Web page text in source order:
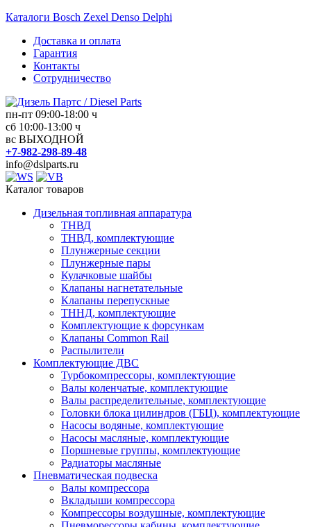
Перейти
содержимому
Каталоги Bosch Zexel Denso Delphi
Доставка и оплата
Гарантия
Контакты
Сотрудничество
Дизель
Партс
/
Diesel
Parts
Дизельная
топливная
аппаратура
пн-пт 09:00-18:00 ч
сб 10:00-13:00 ч
вс ВЫХОДНОЙ
+7-982-298-89-48
info@dslparts.ru
Каталог товаров
Дизельная топливная аппаратура
ТНВД
ТНВД, комплектующие
Плунжерные секции
Плунжерные пары
Кулачковые шайбы
Клапаны нагнетательные
Клапаны перепускные
ТННД, комплектующие
Комплектующие к форсункам
Клапаны Common Rail
Распылители
Комплектующие ДВС
Турбокомпрессоры, комплектующие
Валы коленчатые, комплектующие
Валы распределительные, комплектующие
Головки блока цилиндров (ГБЦ), комплектующие
Насосы водяные, комплектующие
Насосы масляные, комплектующие
Поршневые группы, комплектующие
Радиаторы масляные
Пневматическая подвеска
Валы компрессора
Вкладыши компрессора
Компрессоры воздушные, комплектующие